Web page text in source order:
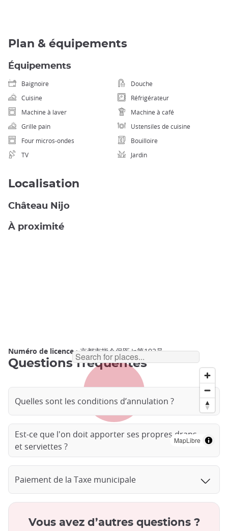
Plan & équipements
Équipements
Baignoire
Douche
Cuisine
Réfrigérateur
Machine à laver
Machine à café
Grille pain
Ustensiles de cuisine
Four micros-ondes
Bouilloire
TV
Jardin
Localisation
Château Nijo
À proximité
MapLibre
Numéro de licence: 京都市指令保医セ第192号
Questions fréquentes
Quelles sont les conditions d’annulation ?
Est-ce que l'on doit apporter ses propres draps
et serviettes ?
Paiement de la Taxe municipale
Vous avez d’autres questions ?